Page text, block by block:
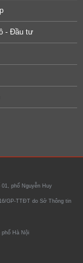
- Đầu tư
01, phố Nguyễn Huy
GP-TTĐT do Sở Thông tin
Hà Nội